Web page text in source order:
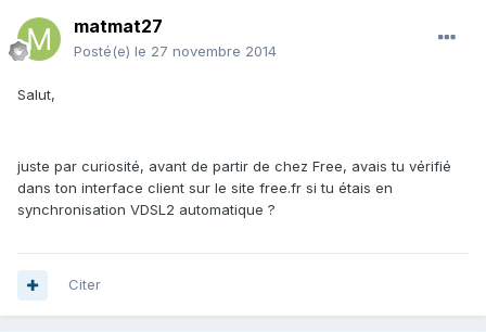
matmat27
Posté(e) le 27 novembre 2014
Salut,
juste par curiosité, avant de partir de chez Free, avais tu vérifié
dans ton interface client sur le site free.fr si tu étais en
synchronisation VDSL2 automatique ?
Citer